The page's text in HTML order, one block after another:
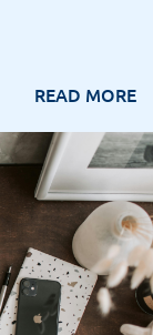
READ MORE